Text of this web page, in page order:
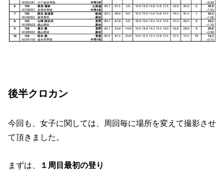
後半クロカン
今回も、女子に関しては、周回毎に場所を変えて撮影させ
て頂きました。
まずは、 １周目最初の登り